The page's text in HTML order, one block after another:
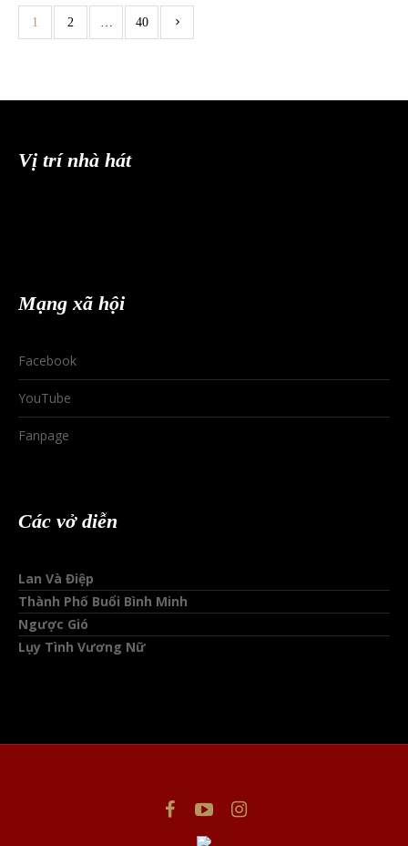
1 2 … 40
Vị trí nhà hát
Mạng xã hội
Facebook
YouTube
Fanpage
Các vở diễn
Lan Và Điệp
Thành Phố Buổi Bình Minh
Ngược Gió
Lụy Tình Vương Nữ